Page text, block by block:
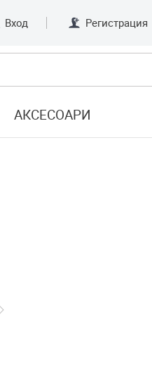
Вход Регистрация
АКСЕСОАРИ